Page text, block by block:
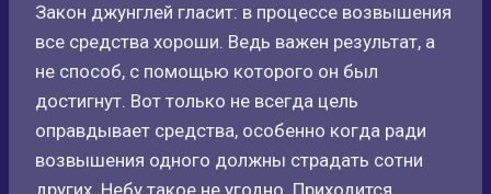
Закон джунглей гласит: в процессе возвышения
все средства хороши. Ведь важен результат, а
не способ, с помощью которого он был
достигнут. Вот только не всегда цель
оправдывает средства, особенно когда ради
возвышения одного должны страдать сотни
других. Небу такое не угодно. Приходится